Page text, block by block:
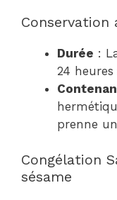
Conservation
Durée :
24
prenne
Congélation
sésame